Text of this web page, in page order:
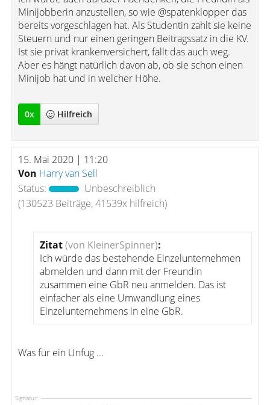
Minijobberin anzustellen, so wie @spatenklopper das
bereits vorgeschlagen hat. Als Studentin zahlt sie keine
Steuern und nur einen geringen Beitragssatz in die KV.
Ist sie privat krankenversichert, fällt das auch weg.
Aber es hängt natürlich davon ab, ob sie schon einen
Minijob hat und in welcher Höhe.
0x Hilfreich
15. Mai 2020 | 11:20
Von Harry van Sell
Status:
Unbeschreiblich
(130523 Beiträge, 41539x hilfreich)
Zitat(von KleinerSpinner):
Ich würde das bestehende Einzelunternehmen
abmelden und dann mit der Freundin
zusammen eine GbR neu anmelden. Das ist
einfacher als eine Umwandlung eines
Einzelunternehmens in eine GbR.
Was für ein Unfug ...
Signatur: